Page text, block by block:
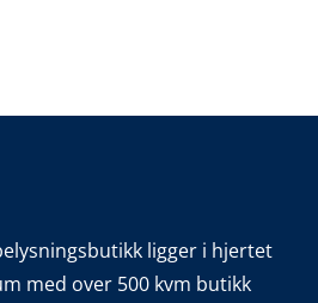
ligger i hjertet
med over 500 kvm butikk